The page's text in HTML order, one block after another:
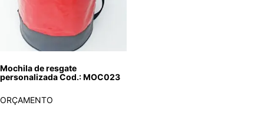
Mochila de resgate
personalizada Cod.: MOC023
ORÇAMENTO